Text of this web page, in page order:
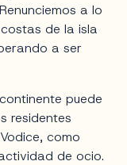
a lo
de la isla
a ser
puede
residentes
como
de ocio.